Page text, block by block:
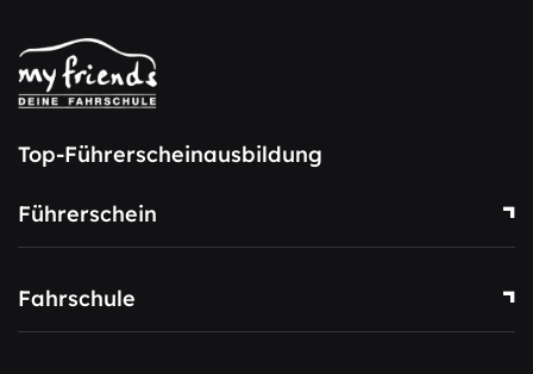
Top-Führerscheinausbildung
Führerschein
Fahrschule